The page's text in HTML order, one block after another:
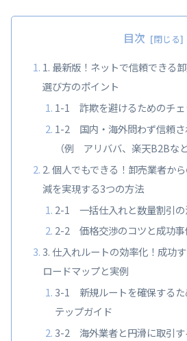
目次
1. 最新版！ネットで信頼できる
選び方のポイント
1-1 詐欺を避けるためのチェ
1-2 国内・海外問わず信頼さ
（例 アリババ、楽天B2Bなど
2. 個人でもできる！卸売業者か
減を実現する3つの方法
2-1 一括仕入れと数量割引の
2-2 価格交渉のコツと成功事
3. 仕入れルートの効率化！成功
ロードマップと実例
3-1 新規ルートを確保するた
テップガイド
3-2 海外業者と円滑に取引す